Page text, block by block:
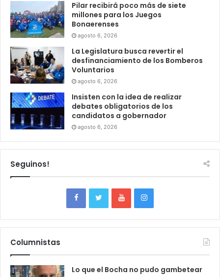
Pilar recibirá poco más de siete
millones para los Juegos
Bonaerenses
agosto 6, 2026
La Legislatura busca revertir el
desfinanciamiento de los Bomberos
Voluntarios
agosto 6, 2026
Insisten con la idea de realizar
debates obligatorios de los
candidatos a gobernador
agosto 6, 2026
Seguinos!
Columnistas
Lo que el Bocha no pudo gambetear